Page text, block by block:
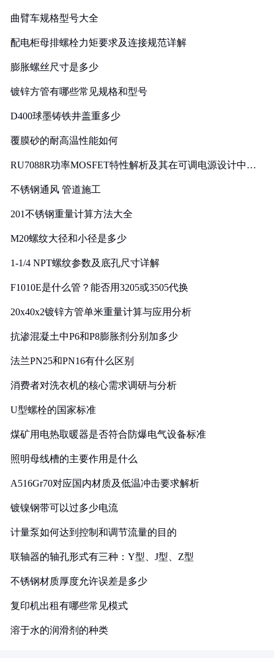
曲臂车规格型号大全
配电柜母排螺栓力矩要求及连接规范详解
膨胀螺丝尺寸是多少
镀锌方管有哪些常见规格和型号
D400球墨铸铁井盖重多少
覆膜砂的耐高温性能如何
RU7088R功率MOSFET特性解析及其在可调电源设计中的
不锈钢通风 管道施工
201不锈钢重量计算方法大全
M20螺纹大径和小径是多少
1-1/4 NPT螺纹参数及底孔尺寸详解
F1010E是什么管？能否用3205或3505代换
20x40x2镀锌方管单米重量计算与应用分析
抗渗混凝土中P6和P8膨胀剂分别加多少
法兰PN25和PN16有什么区别
消费者对洗衣机的核心需求调研与分析
U型螺栓的国家标准
煤矿用电热取暖器是否符合防爆电气设备标准
照明母线槽的主要作用是什么
A516Gr70对应国内材质及低温冲击要求解析
镀镍钢带可以过多少电流
计量泵如何达到控制和调节流量的目的
联轴器的轴孔形式有三种：Y型、J型、Z型
不锈钢材质厚度允许误差是多少
复印机出租有哪些常见模式
溶于水的润滑剂的种类